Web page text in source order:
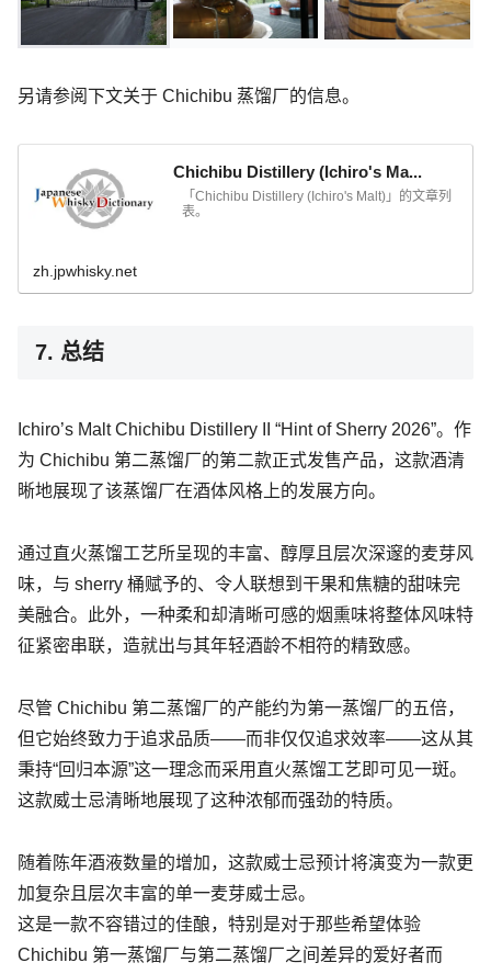
另请参阅下文关于 Chichibu 蒸馏厂的信息。
Chichibu Distillery (Ichiro's Ma...
「Chichibu Distillery (Ichiro's Malt)」的文章列
表。
zh.jpwhisky.net
7. 总结
Ichiro’s Malt Chichibu Distillery II “Hint of Sherry 2026”。作
为 Chichibu 第二蒸馏厂的第二款正式发售产品，这款酒清
晰地展现了该蒸馏厂在酒体风格上的发展方向。
通过直火蒸馏工艺所呈现的丰富、醇厚且层次深邃的麦芽风
味，与 sherry 桶赋予的、令人联想到干果和焦糖的甜味完
美融合。此外，一种柔和却清晰可感的烟熏味将整体风味特
征紧密串联，造就出与其年轻酒龄不相符的精致感。
尽管 Chichibu 第二蒸馏厂的产能约为第一蒸馏厂的五倍，
但它始终致力于追求品质——而非仅仅追求效率——这从其
秉持“回归本源”这一理念而采用直火蒸馏工艺即可见一斑。
这款威士忌清晰地展现了这种浓郁而强劲的特质。
随着陈年酒液数量的增加，这款威士忌预计将演变为一款更
加复杂且层次丰富的单一麦芽威士忌。
这是一款不容错过的佳酿，特别是对于那些希望体验
Chichibu 第一蒸馏厂与第二蒸馏厂之间差异的爱好者而